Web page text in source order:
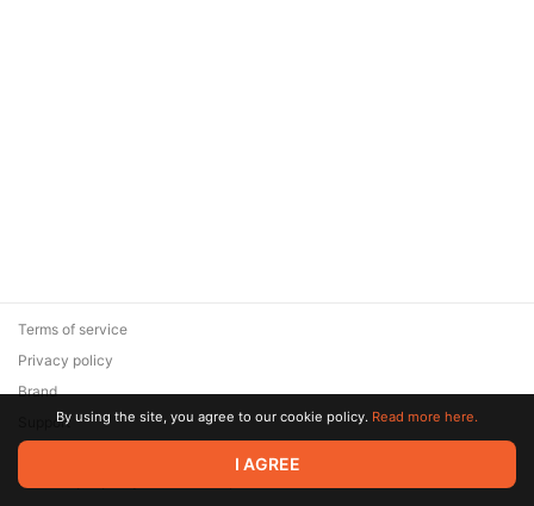
© 2026 Zaya Solutions Limited. All rights reserved. All trademarks
are the property of their respective owners.
Terms of service
Privacy policy
Brand
SupportBy using the site, you agree to our cookie policy. Read more here.
I AGREE